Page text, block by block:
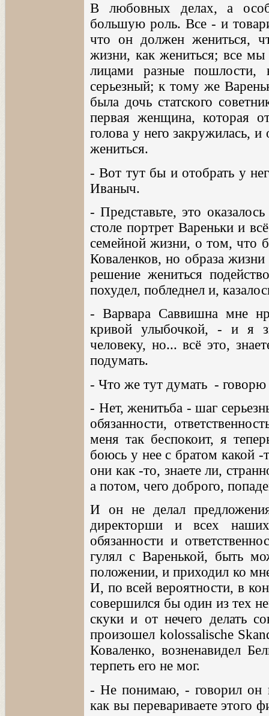
В любовных делах, а
большую роль. Все - и
что он должен жениться,
жизни, как жениться; все
лицами разные
серьезный; к тому же
была дочь статского
первая женщина, которая
голова у него закружилась,
жениться.
- Вот тут бы и отобрать у
Иваныч.
- Представьте, это
столе портрет Вареньки и
семейной жизни, о том, что
Коваленков, но образа
решение жениться
похудел, побледнел и,
- Варвара Саввишна мне
кривой улыбочкой, - и я
человеку, но... всё это,
подумать.
- Что же тут думать - говорю
- Нет, женитьба - шаг
обязанности,
меня так беспокоит, я
боюсь у нее с братом какой
они как -то, знаете ли,
а потом, чего доброго,
И он не делал
директорши и всех
обязанности и
гулял с Варенькой, быть
положении, и приходил ко
И, по всей вероятности, в
совершился бы один из тех
скуки и от нечего делать
произошел kolossalische
Коваленко, возненавидел
терпеть его не мог.
- Не понимаю, - говорил он
как вы перевариваете этого